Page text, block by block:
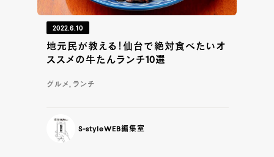
2022.6.10
地元民が教える！仙台で絶対食べたいオ
ススメの牛たんランチ10選
グルメ, ランチ
S-styleWEB編集室